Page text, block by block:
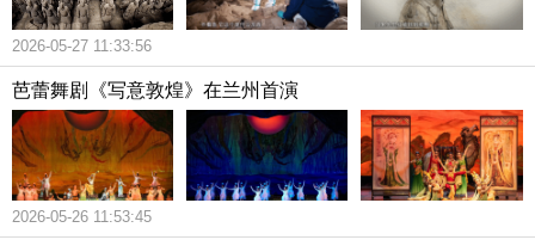
2026-05-27 11:33:56
芭蕾舞剧《写意敦煌》在兰州首演
2026-05-26 11:53:45